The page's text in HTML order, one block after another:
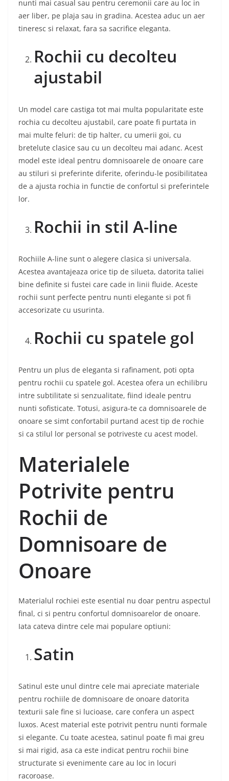
nunti mai casual sau pentru ceremonii care au loc in
aer liber, pe plaja sau in gradina. Acestea aduc un aer
tineresc si relaxat, fara sa sacrifice eleganta.
Rochii cu decolteu
ajustabil
Un model care castiga tot mai multa popularitate este
rochia cu decolteu ajustabil, care poate fi purtata in
mai multe feluri: de tip halter, cu umerii goi, cu
bretelute clasice sau cu un decolteu mai adanc. Acest
model este ideal pentru domnisoarele de onoare care
au stiluri si preferinte diferite, oferindu-le posibilitatea
de a ajusta rochia in functie de confortul si preferintele
lor.
Rochii in stil A-line
Rochiile A-line sunt o alegere clasica si universala.
Acestea avantajeaza orice tip de silueta, datorita taliei
bine definite si fustei care cade in linii fluide. Aceste
rochii sunt perfecte pentru nunti elegante si pot fi
accesorizate cu usurinta.
Rochii cu spatele gol
Pentru un plus de eleganta si rafinament, poti opta
pentru rochii cu spatele gol. Acestea ofera un echilibru
intre subtilitate si senzualitate, fiind ideale pentru
nunti sofisticate. Totusi, asigura-te ca domnisoarele de
onoare se simt confortabil purtand acest tip de rochie
si ca stilul lor personal se potriveste cu acest model.
Materialele
Potrivite pentru
Rochii de
Domnisoare de
Onoare
Materialul rochiei este esential nu doar pentru aspectul
final, ci si pentru confortul domnisoarelor de onoare.
Iata cateva dintre cele mai populare optiuni:
Satin
Satinul este unul dintre cele mai apreciate materiale
pentru rochiile de domnisoare de onoare datorita
texturii sale fine si lucioase, care confera un aspect
luxos. Acest material este potrivit pentru nunti formale
si elegante. Cu toate acestea, satinul poate fi mai greu
si mai rigid, asa ca este indicat pentru rochii bine
structurate si evenimente care au loc in locuri
racoroase.